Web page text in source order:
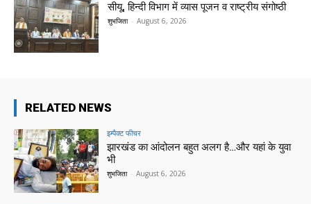
सीयू, हिन्दी विभाग में व्यास पूजन व राष्ट्रीय संगोष्ठी
शुभजिता - August 6, 2026
RELATED NEWS
इम्पैक्ट फीचर
झारखंड का आंदोलन बहुत अलग है…और यहां के युवा
भी
शुभजिता - August 6, 2026